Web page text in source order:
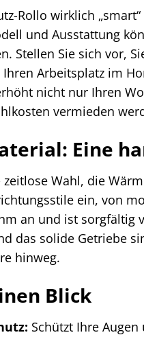
Rollo wirklich
und Ausstattung
Stellen Sie sich vor,
Arbeitsplatz im
nicht nur Ihren
vermieden
Eine
zeitlose Wahl, die
ein, von
an und ist sorgfältig
das solide Getriebe
hinweg.
Blick
Schützt Ihre